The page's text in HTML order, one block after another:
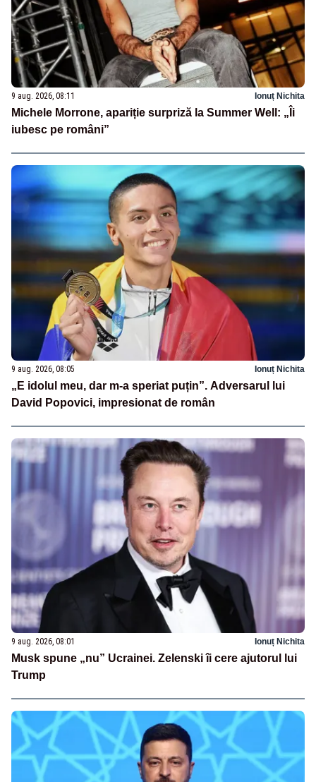
9 aug. 2026, 08:11 Ionuț Nichita
Michele Morrone, apariție surpriză la Summer Well: „Îi
iubesc pe români”
9 aug. 2026, 08:05 Ionuț Nichita
„E idolul meu, dar m-a speriat puțin”. Adversarul lui
David Popovici, impresionat de român
9 aug. 2026, 08:01 Ionuț Nichita
Musk spune „nu” Ucrainei. Zelenski îi cere ajutorul lui
Trump